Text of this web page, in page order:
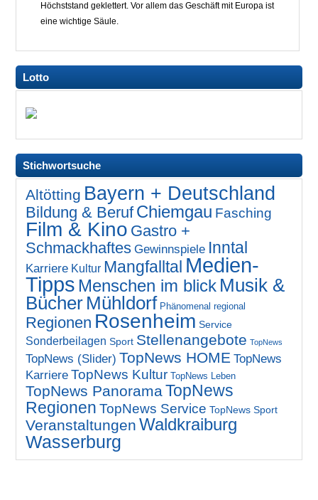
Höchststand geklettert. Vor allem das Geschäft mit Europa ist
eine wichtige Säule.
Lotto
Stichwortsuche
Altötting Bayern + Deutschland
Bildung & Beruf Chiemgau Fasching
Film & Kino Gastro +
Schmackhaftes Gewinnspiele Inntal
Karriere Kultur Mangfalltal Medien-
Tipps Menschen im blick Musik &
Bücher Mühldorf Phänomenal regional
Regionen Rosenheim Service
Sonderbeilagen Sport Stellenangebote TopNews
TopNews (Slider) TopNews HOME TopNews
Karriere TopNews Kultur TopNews Leben
TopNews PanoramaTopNews
Regionen TopNews Service TopNews Sport
Veranstaltungen Waldkraiburg
Wasserburg